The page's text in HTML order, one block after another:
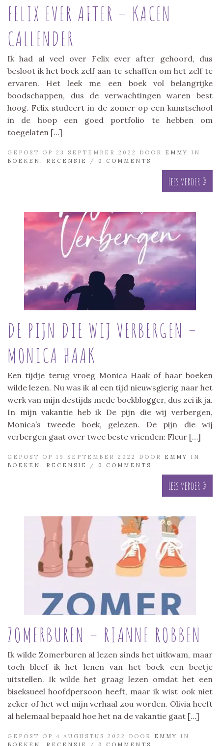
FELIX EVER AFTER – KACEN
CALLENDER
Ik had al veel over Felix ever after gehoord, dus
besloot ik het boek zelf aan te schaffen om het zelf te
ervaren. Het leek me een boek vol belangrijke
boodschappen, dus de verwachtingen waren best
hoog. Felix studeert in de zomer op een kunstschool
in de hoop een goed portfolio te hebben om
toegelaten […]
GEPOST OP 23 SEPTEMBER 2022 DOOR EMMY
IN
BOEKEN
RECENSIE / 0 COMMENTS
Lees verder »
DE PIJN DIE WIJ VERBERGEN –
MONICA HAAK
Een tijdje terug vroeg Monica Haak of haar boeken
wilde lezen. Nu was ik al een tijd nieuwsgierig naar het
werk van mijn destijds mede boekblogger, dus zei ik ja.
In mijn vakantie heb ik De pijn die wij verbergen,
Monica’s tweede boek, gelezen. De pijn die wij
verbergen gaat over twee beste vrienden: Fleur […]
GEPOST OP 19 SEPTEMBER 2022 DOOR EMMY
IN
BOEKEN
RECENSIE / 0 COMMENTS
Lees verder »
ZOMERBUREN – RIANNE ROBBEN
Ik wilde Zomerburen al lezen sinds het uitkwam, maar
toch bleef ik het lenen van het boek een beetje
uitstellen. Ik wilde het graag lezen omdat het een
biseksueel hoofdpersoon heeft, maar ik wist ook niet
zeker of het wel mijn verhaal zou worden. Olivia heeft
al helemaal bepaald hoe het na de vakantie gaat […]
GEPOST OP 4 AUGUSTUS 2022 DOOR EMMY
IN
BOEKEN
RECENSIE / 0 COMMENTS